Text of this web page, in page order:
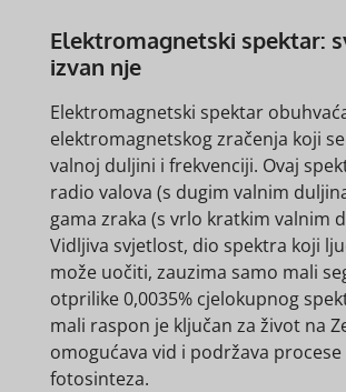
Elektromagnetski spektar:
izvan nje
Elektromagnetski spektar
elektromagnetskog zračenja koji
valnoj duljini i frekvenciji. Ovaj
radio valova (s dugim valnim
gama zraka (s vrlo kratkim valnim
Vidljiva svjetlost, dio spektra koji
može uočiti, zauzima samo mali
otprilike 0,0035% cjelokupnog
mali raspon je ključan za život na
omogućava vid i podržava
fotosinteza.